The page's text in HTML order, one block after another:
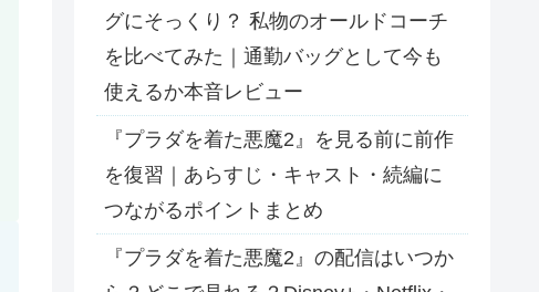
グにそっくり？ 私物のオールドコーチ
を比べてみた｜通勤バッグとして今も
使えるか本音レビュー
『プラダを着た悪魔2』を見る前に前作
を復習｜あらすじ・キャスト・続編に
つながるポイントまとめ
『プラダを着た悪魔2』の配信はいつか